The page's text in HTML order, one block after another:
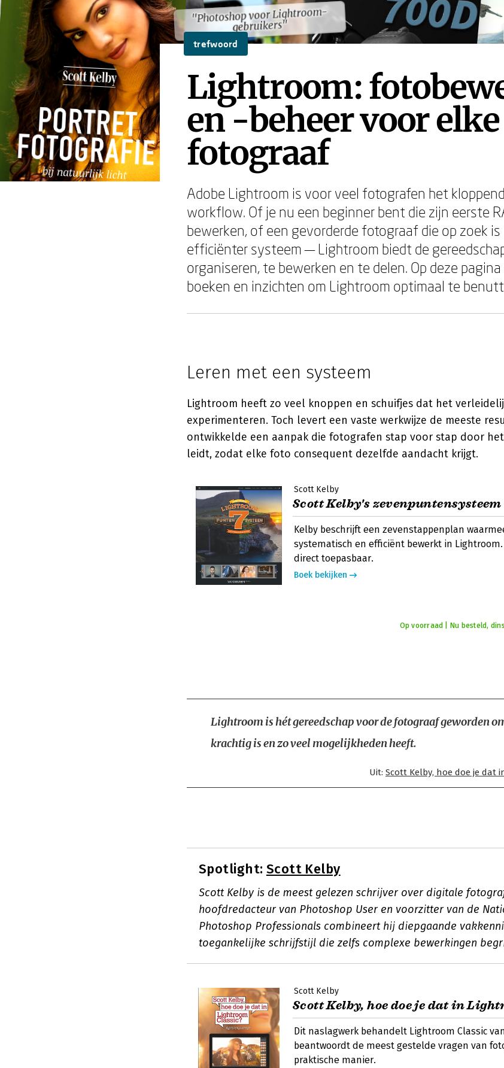
"Photoshop voor Lightroom-
gebruikers"
"Photoshop voor Lightroom-
gebruikers"
trefwoord
Lightroom:
en -beheer voor elke
fotograaf
Adobe Lightroom is voor veel fotografen het
workflow. Of je nu een beginner bent die zijn eerste
bewerken, of een gevorderde fotograaf die op zoek is
efficiënter systeem — Lightroom biedt de
organiseren, te bewerken en te delen. Op deze
boeken en inzichten om Lightroom optimaal te
Leren met een systeem
Lightroom heeft zo veel knoppen en schuifjes dat het
experimenteren. Toch levert een vaste werkwijze de meeste
ontwikkelde een aanpak die fotografen stap voor stap door
leidt, zodat elke foto consequent dezelfde aandacht krijgt.
Scott Kelby
Scott Kelby's
Kelby beschrijft een zevenstappenplan
systematisch en efficiënt bewerkt in
direct toepasbaar.
Boek bekijken
Op voorraad | Nu besteld,
Lightroom is hét gereedschap voor de fotograaf geworden
krachtig is en zo veel mogelijkheden heeft.
Uit: Scott Kelby, hoe doe je dat
Spotlight: Scott Kelby
Scott Kelby is de meest gelezen schrijver over digitale
hoofdredacteur van Photoshop User en voorzitter van de
Photoshop Professionals combineert hij diepgaande
toegankelijke schrijfstijl die zelfs complexe bewerkingen
Scott Kelby
Scott Kelby, hoe doe je dat in
Dit naslagwerk behandelt Lightroom Classic
beantwoordt de meest gestelde vragen van
praktische manier.